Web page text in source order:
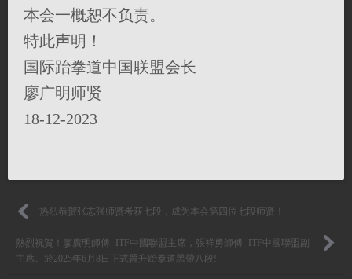
馆规
活动相册
各道馆讯息
国际跆拳道中国联盟 All rights reserved.
本会一概恕不负责。
特此声明！
国际跆拳道中国联盟会长
廖广明师贤
18-12-2023
热烈恭贺张志强师贤考获七段，成为本会第四位七段师贤！
熱烈祝賀！廖廣明師傅- ITF中國聯盟主席，張祥勇師傅- ITF中國聯盟副
主席。於2025年6月8日正式晉升跆拳道黑帶八段!